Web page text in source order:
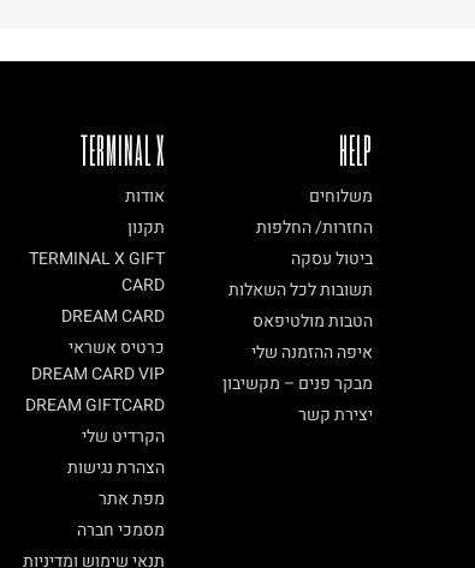
TERMINAL X
אודות
תקנון
TERMINAL X GIFT
CARD
DREAM CARD
כרטיס אשראי
DREAM CARD VIP
DREAM GIFTCARD
הקרדיט שלי
הצהרת נגישות
מפת אתר
מסמכי חברה
תנאי שימוש ומדיניות
HELP
משלוחים
החזרות/ החלפות
ביטול עסקה
תשובות לכל השאלות
הטבות מולטיפאס
איפה ההזמנה שלי
מבקר פנים – מקשיבון
יצירת קשר